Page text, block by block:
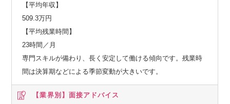
【平均年収】
509.3万円
【平均残業時間】
23時間／月
専門スキルが備わり、長く安定して働ける傾向です。残業時
間は決算期などによる季節変動が大きいです。
【業界別】 面接アドバイス